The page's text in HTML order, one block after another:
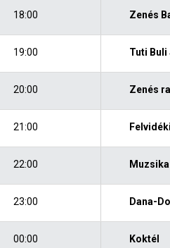
18:00 Zenés
19:00 Tuti Buli
20:00 Zenés
21:00
22:00
23:00 Dana-
00:00 Koktél